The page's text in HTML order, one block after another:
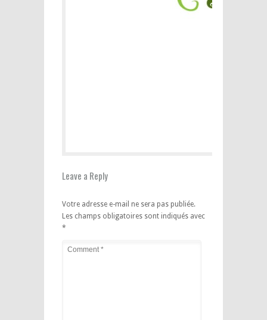
Leave a Reply
Votre adresse e-mail ne sera pas publiée.
Les champs obligatoires sont indiqués avec
*